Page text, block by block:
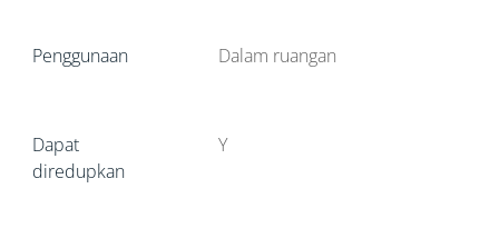
Penggunaan Dalam ruangan
Dapat
diredupkan
Y